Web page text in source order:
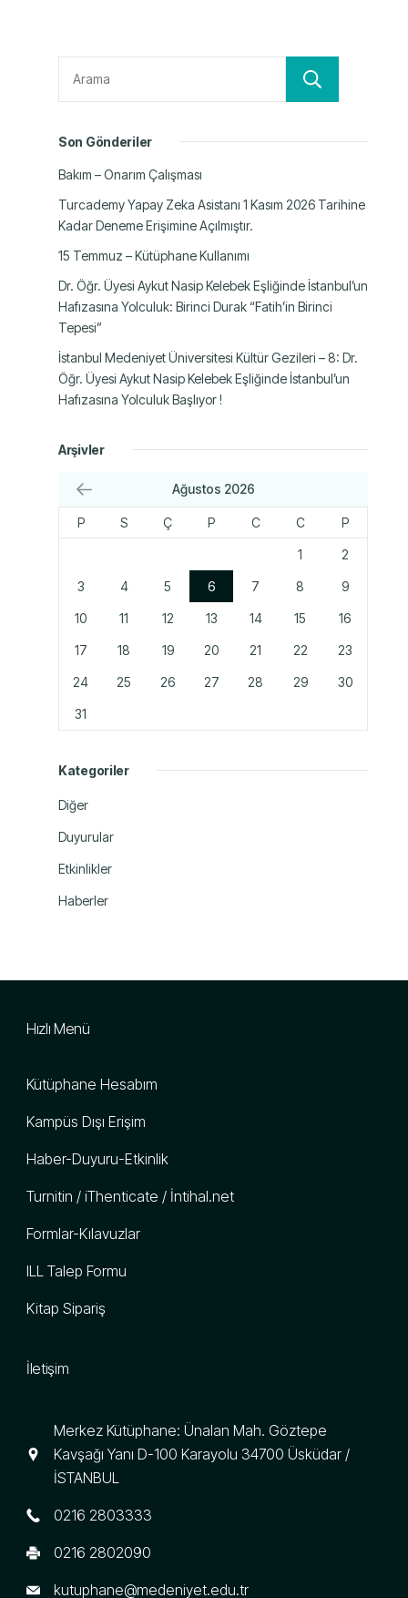
Son Gönderiler
Bakım – Onarım Çalışması
Turcademy Yapay Zeka Asistanı 1 Kasım 2026 Tarihine
Kadar Deneme Erişimine Açılmıştır.
15 Temmuz – Kütüphane Kullanımı
Dr. Öğr. Üyesi Aykut Nasip Kelebek Eşliğinde İstanbul’un
Hafızasına Yolculuk: Birinci Durak “Fatih’in Birinci
Tepesi”
İstanbul Medeniyet Üniversitesi Kültür Gezileri – 8: Dr.
Öğr. Üyesi Aykut Nasip Kelebek Eşliğinde İstanbul’un
Hafızasına Yolculuk Başlıyor !
Arşivler
Ağustos 2026
P S Ç P C C P
1 2
3 4 5 6 7 8 9
10 11 12 13 14 15 16
17 18 19 20 21 22 23
24 25 26 27 28 29 30
31
Kategoriler
Diğer
Duyurular
Etkinlikler
Haberler
Hızlı Menü
Kütüphane Hesabım
Kampüs Dışı Erişim
Haber-Duyuru-Etkinlik
Turnitin / iThenticate / İntihal.net
Formlar-Kılavuzlar
ILL Talep Formu
Kitap Sipariş
İletişim
Merkez Kütüphane: Ünalan Mah. Göztepe
Kavşağı Yanı D-100 Karayolu 34700 Üsküdar /
İSTANBUL
0216 2803333
0216 2802090
kutuphane@medeniyet.edu.tr